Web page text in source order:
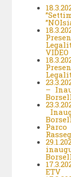
VIDEO
–
Parco
ETV